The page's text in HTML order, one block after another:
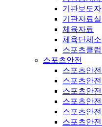
기관보도
기관자료실
체육자료
체육단체
스포츠클럽
스포츠안전
스포츠안
스포츠안
스포츠안전
스포츠안
스포츠안
스포츠안